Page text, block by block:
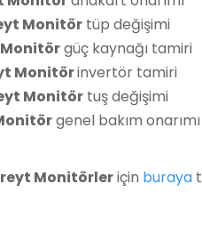
Monitörtüp değişimi
güç kaynağı tamiri
Monitörinvertör tamiri
Monitör tuş değişimi
genel bakım onarımı
Monitörleriçin buraya